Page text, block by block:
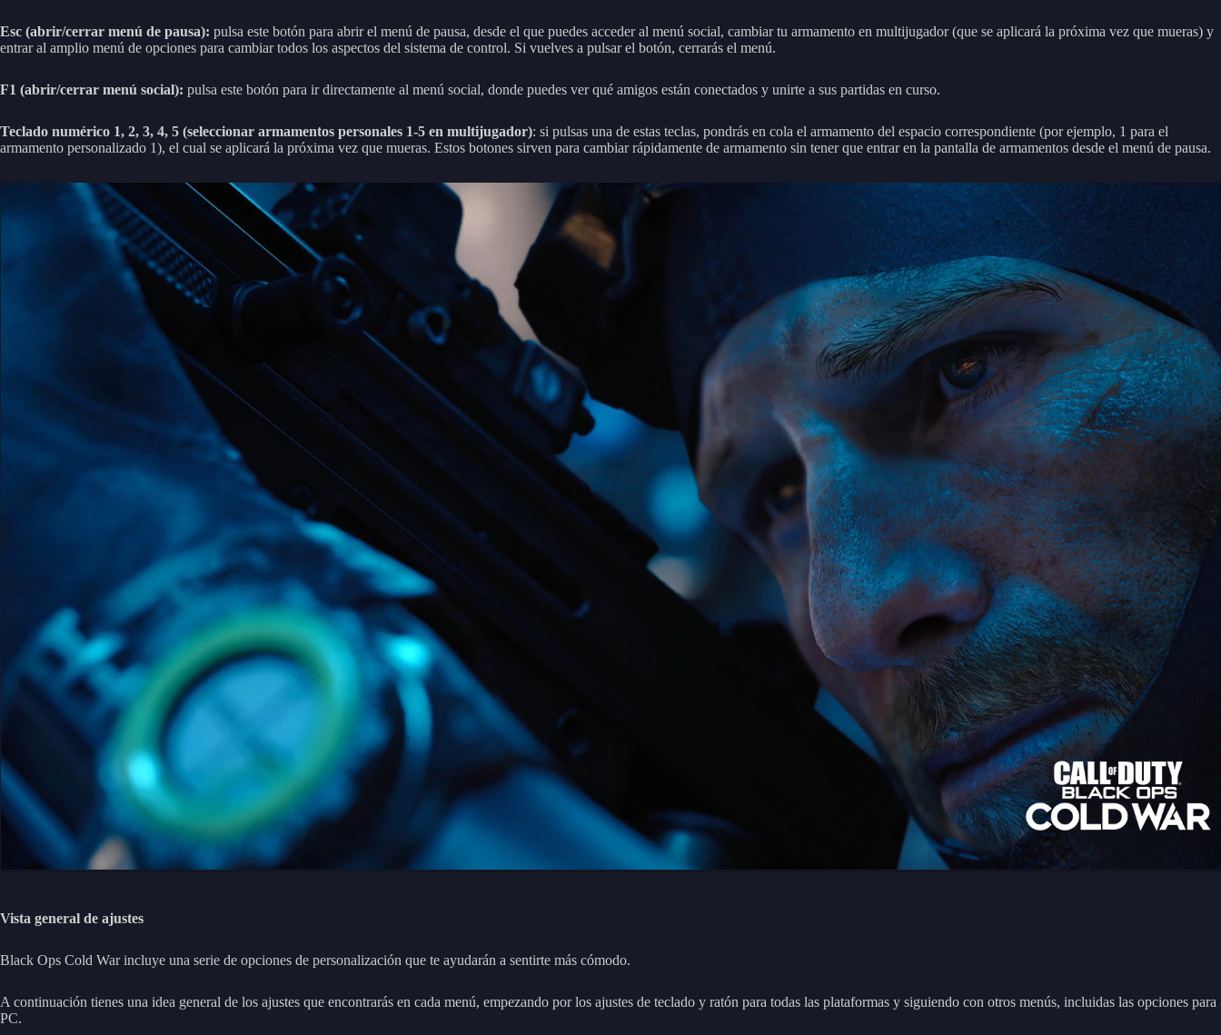
Esc (abrir/cerrar menú de pausa): pulsa este botón para abrir el menú de pausa, desde el que puedes acceder al menú social, cambiar tu armamento en multijugador (que se aplicará la próxima vez que mueras) y
entrar al amplio menú de opciones para cambiar todos los aspectos del sistema de control. Si vuelves a pulsar el botón, cerrarás el menú.
F1 (abrir/cerrar menú social): pulsa este botón para ir directamente al menú social, donde puedes ver qué amigos están conectados y unirte a sus partidas en curso.
Teclado numérico 1, 2, 3, 4, 5 (seleccionar armamentos personales 1-5 en multijugador): si pulsas una de estas teclas, pondrás en cola el armamento del espacio correspondiente (por ejemplo, 1 para el
armamento personalizado 1), el cual se aplicará la próxima vez que mueras. Estos botones sirven para cambiar rápidamente de armamento sin tener que entrar en la pantalla de armamentos desde el menú de pausa.
Vista general de ajustes
Black Ops Cold War incluye una serie de opciones de personalización que te ayudarán a sentirte más cómodo.
A continuación tienes una idea general de los ajustes que encontrarás en cada menú, empezando por los ajustes de teclado y ratón para todas las plataformas y siguiendo con otros menús, incluidas las opciones para
PC.